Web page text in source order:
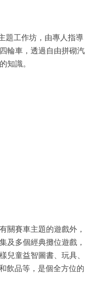
題工作坊，由專人指導
輪車，透過自由拼砌汽
知識。
關賽車主題的遊戲外，
及多個經典攤位遊戲，
兒童益智圖書、玩具、
飲品等，是個全方位的